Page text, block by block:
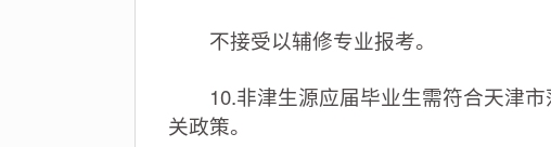
不接受以辅修专业报考。
10.非津生源应届毕业生需符合天津市
关政策。